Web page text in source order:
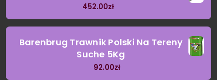
452.00zł
Barenbrug Trawnik Polski Na Tereny
Suche 5Kg
92.00zł